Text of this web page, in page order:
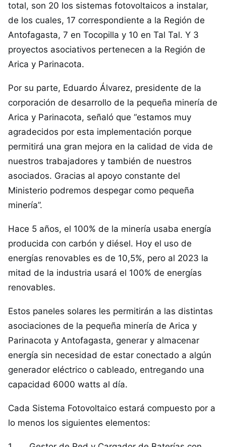
total, son 20 los sistemas fotovoltaicos a instalar,
de los cuales, 17 correspondiente a la Región de
Antofagasta, 7 en Tocopilla y 10 en Tal Tal. Y 3
proyectos asociativos pertenecen a la Región de
Arica y Parinacota.
Por su parte, Eduardo Álvarez, presidente de la
corporación de desarrollo de la pequeña minería de
Arica y Parinacota, señaló que “estamos muy
agradecidos por esta implementación porque
permitirá una gran mejora en la calidad de vida de
nuestros trabajadores y también de nuestros
asociados. Gracias al apoyo constante del
Ministerio podremos despegar como pequeña
minería”.
Hace 5 años, el 100% de la minería usaba energía
producida con carbón y diésel. Hoy el uso de
energías renovables es de 10,5%, pero al 2023 la
mitad de la industria usará el 100% de energías
renovables.
Estos paneles solares les permitirán a las distintas
asociaciones de la pequeña minería de Arica y
Parinacota y Antofagasta, generar y almacenar
energía sin necesidad de estar conectado a algún
generador eléctrico o cableado, entregando una
capacidad 6000 watts al día.
Cada Sistema Fotovoltaico estará compuesto por a
lo menos los siguientes elementos: